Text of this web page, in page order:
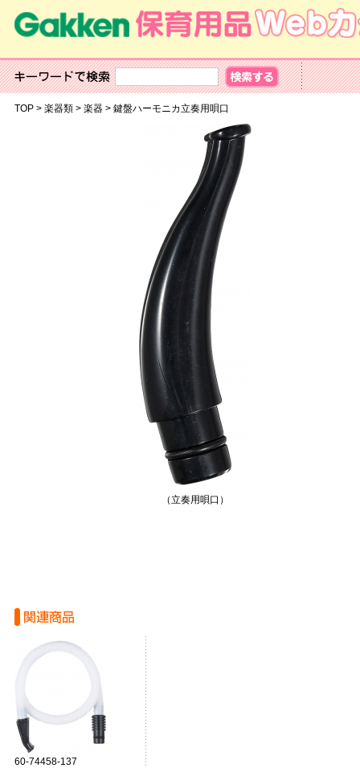
TOP> 楽器類> 楽器> 鍵盤ハーモニカ立奏用唄口
（立奏用唄口）
60-74458-137